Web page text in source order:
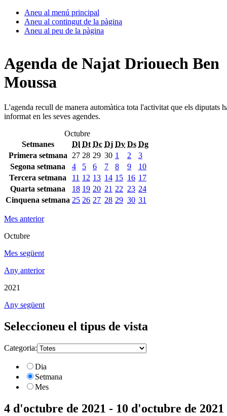
Aneu al menú principal
Aneu al contingut de la pàgina
Aneu al peu de la pàgina
Agenda de Najat Driouech Ben
Moussa
L'agenda recull de manera automàtica tota l'activitat que els diputats
informat en les seves agendes.
Octubre
Setmanes
Dl Dt Dc Dj Dv Ds Dg
Primera setmana
27 28 29 30 1 2
3
Segona setmana
4 5 6 7 8 9
10
Tercera setmana
11 12 13 14 15 16 17
Quarta setmana
18 19 20 21 22 23 24
Cinquena setmana 25 26 27 28 29 30 31
Mes anterior
Octubre
Mes següent
Any anterior
2021
Any següent
Seleccioneu el tipus de vista
Categoria:
Dia
Setmana
Mes
4 d'octubre de 2021 - 10 d'octubre de 2021